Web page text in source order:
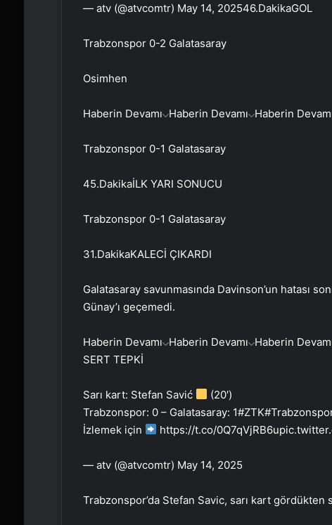
— atv (@atvcomtr) May 14, 202546.DakikaGOL
Trabzonspor 0-2 Galatasaray
Osimhen
Haberin Devamı Haberin Devamı Haberin
Trabzonspor 0-1 Galatasaray
45.DakikaİLK YARI SONUCU
Trabzonspor 0-1 Galatasaray
31.DakikaKALECİ ÇIKARDI
Galatasaray savunmasında Davinson’un hatası
Günay’ı geçemedi.
Haberin Devamı Haberin Devamı Haberin
SERT TEPKİ
Sarı kart: Stefan Savić
(20′)
Trabzonspor: 0 – Galatasaray:
İzlemek için
https://t.co/
— atv (@atvcomtr) May 14, 2025
Trabzonspor’da Stefan Savic, sarı kart gördükten